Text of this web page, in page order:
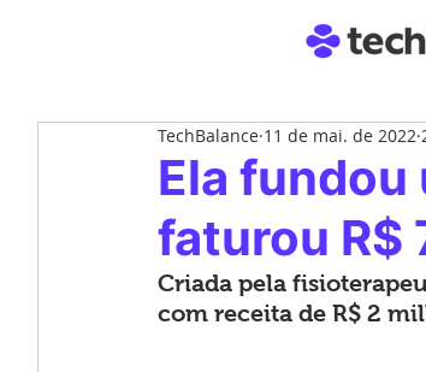
Ela
faturou R$
TechBalance 11 de mai. de 2022
Criada pela
com receita de R$ 2